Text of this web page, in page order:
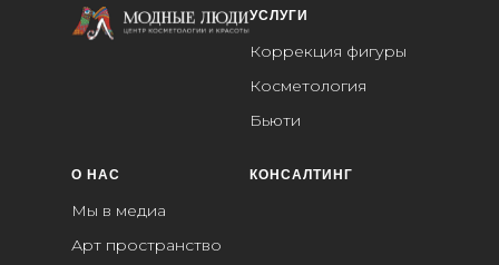
УСЛУГИ
Коррекция фигуры
Косметология
Бьюти
О НАС
Мы в медиа
Арт пространство
КОНСАЛТИНГ